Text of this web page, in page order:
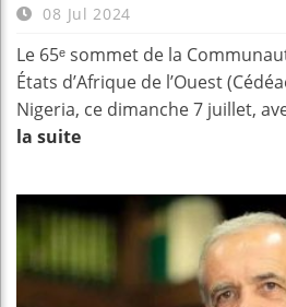
08 Jul 2024
Le 65ᵉ sommet de la
États d’Afrique de l’Ouest
Nigeria, ce dimanche 7 juillet,
la suite